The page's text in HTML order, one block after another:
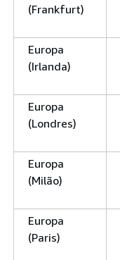
(Frankfurt)
Europa
(Irlanda)
Europa
(Londres)
Europa
(Milão)
Europa
(Paris)